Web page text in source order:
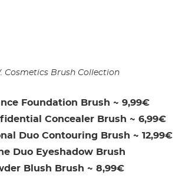
Cosmetics Brush Collection
Foundation Brush ~ 9,99€
Concealer Brush ~ 6,99€
Duo Contouring Brush ~ 12,99€
Duo Eyeshadow Brush
Blush Brush ~ 8,99€